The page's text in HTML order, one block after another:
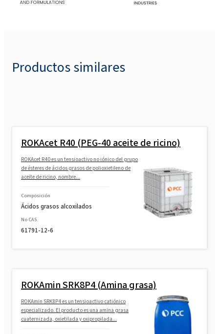
Productos similares
ROKAcet R40 (PEG-40 aceite de ricino)
ROKAcet R40 es un tensioactivo no iónico del grupo
de ésteres de ácidos grasos de polioxietileno de
aceite de ricino, nombre...
Composición
Ácidos grasos alcoxilados
No CAS.
61791-12-6
ROKAmin SRK8P4 (Amina grasa)
ROKAmin SRK8P4 es un tensioactivo catiónico
especializado. El producto es una amina grasa
cuaternizada, oxietilada y oxipropilada...